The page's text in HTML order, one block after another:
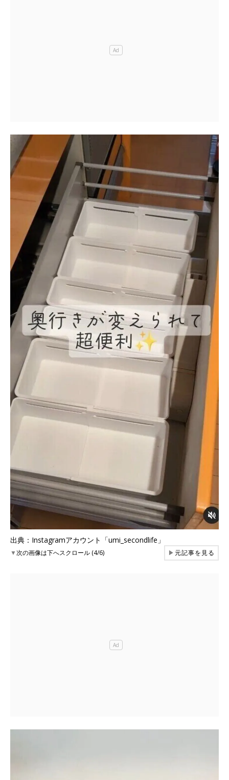
出典：Instagramアカウント「umi_secondlife」
▼次の画像は下へスクロール (4/6) ▶元記事を見る